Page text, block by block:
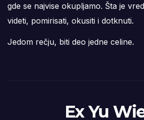
gde se najvise okupljamo. Šta je
videti, pomirisati, okusiti i dotknuti.
Jedom rečju, biti deo jedne celine.
Ex Yu